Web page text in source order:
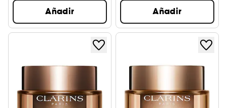
Añadir Añadir